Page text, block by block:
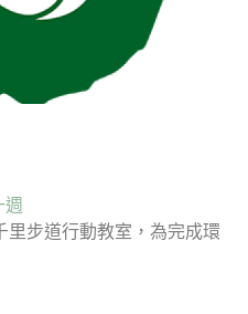
週
步道行動教室，為完成環